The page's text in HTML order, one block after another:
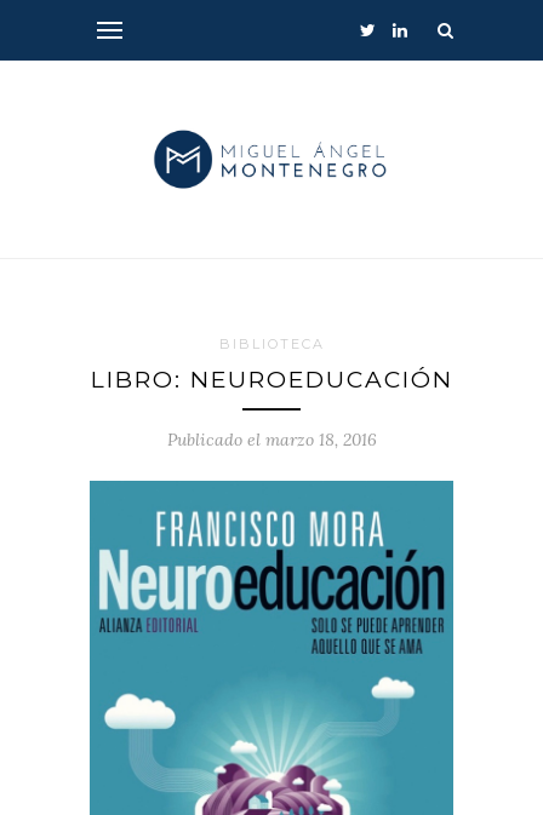
BIBLIOTECA
LIBRO: NEUROEDUCACIÓN
Publicado el marzo 18, 2016